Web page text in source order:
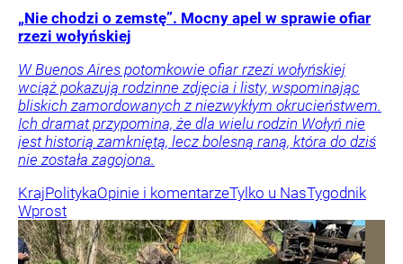
„Nie chodzi o zemstę”. Mocny apel w sprawie ofiar
rzezi wołyńskiej
W Buenos Aires potomkowie ofiar rzezi wołyńskiej
wciąż pokazują rodzinne zdjęcia i listy, wspominając
bliskich zamordowanych z niezwykłym okrucieństwem.
Ich dramat przypomina, że dla wielu rodzin Wołyń nie
jest historią zamkniętą, lecz bolesną raną, która do dziś
nie została zagojona.
KrajPolitykaOpinie i komentarzeTylko u NasTygodnik
Wprost